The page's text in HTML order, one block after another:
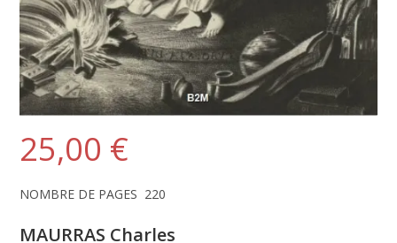
25,00 €
NOMBRE DE PAGES 220
MAURRAS Charles